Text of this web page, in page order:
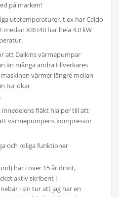
på marken!
utetemperaturer, t.ex har Caldo
medan XRH40 har hela 4.0 kW
att Daikins värmepumpar
än många andra tillverkares
värmer längre mellan
tur ökar
fläkt hjälper till att
värmepumpens kompressor
och roliga funktioner
har i över 15 år drivit,
aktiv skribent i
i sin tur att jag har en